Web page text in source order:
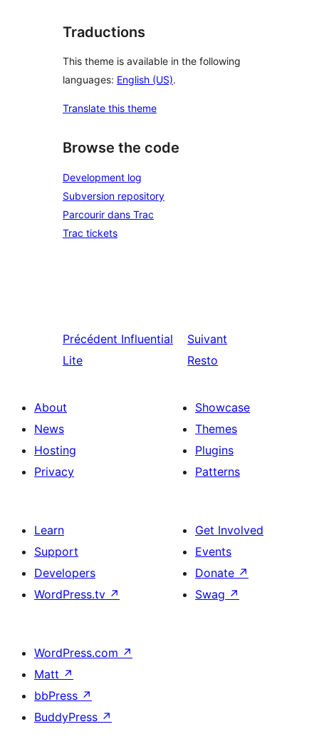
Traductions
This theme is available in the following
languages: English (US).
Translate this theme
Browse the code
Development log
Subversion repository
Parcourir dans Trac
Trac tickets
Précédent Influential
Lite
Suivant
Resto
About
News
Hosting
Privacy
Showcase
Themes
Plugins
Patterns
Learn
Support
Developers
WordPress.tv ↗
Get Involved
Events
Donate ↗
Swag ↗
WordPress.com ↗
Matt ↗
bbPress ↗
BuddyPress ↗